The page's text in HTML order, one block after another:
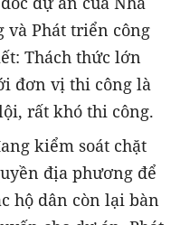
và Phát triển công
Thách thức lớn
đơn vị thi công là
rất khó thi công.
kiểm soát chặt
địa phương để
hộ dân còn lại bàn